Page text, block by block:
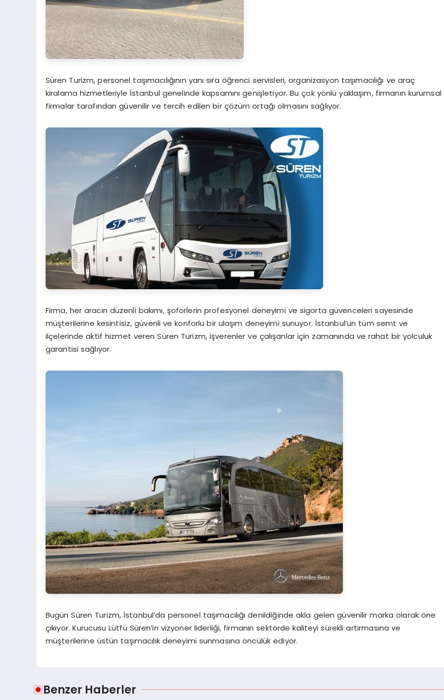
Süren Turizm, personel taşımacılığının yanı sıra öğrenci servisleri, organizasyon taşımacılığı ve araç
kiralama hizmetleriyle İstanbul genelinde kapsamını genişletiyor. Bu çok yönlü yaklaşım, firmanın kurumsal
firmalar tarafından güvenilir ve tercih edilen bir çözüm ortağı olmasını sağlıyor.
Firma, her aracın düzenli bakımı, şoförlerin profesyonel deneyimi ve sigorta güvenceleri sayesinde
müşterilerine kesintisiz, güvenli ve konforlu bir ulaşım deneyimi sunuyor. İstanbul’un tüm semt ve
ilçelerinde aktif hizmet veren Süren Turizm, işverenler ve çalışanlar için zamanında ve rahat bir yolculuk
garantisi sağlıyor.
Bugün Süren Turizm, İstanbul’da personel taşımacılığı denildiğinde akla gelen güvenilir marka olarak öne
çıkıyor. Kurucusu Lütfü Süren’in vizyoner liderliği, firmanın sektörde kaliteyi sürekli artırmasına ve
müşterilerine üstün taşımacılık deneyimi sunmasına öncülük ediyor.
Benzer Haberler